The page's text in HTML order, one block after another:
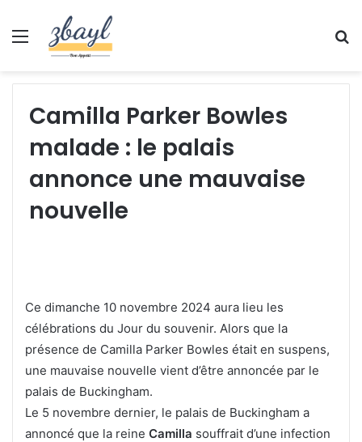
Menu
Camilla Parker Bowles
malade : le palais
annonce une mauvaise
nouvelle
Ce dimanche 10 novembre 2024 aura lieu les
célébrations du Jour du souvenir. Alors que la
présence de Camilla Parker Bowles était en suspens,
une mauvaise nouvelle vient d’être annoncée par le
palais de Buckingham.
Le 5 novembre dernier, le palais de Buckingham a
annoncé que la reine Camilla souffrait d’une infection